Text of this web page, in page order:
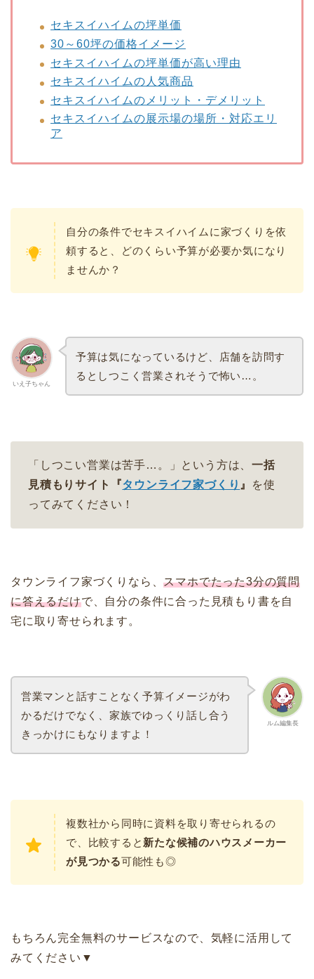
セキスイハイムの坪単価
30～60坪の価格イメージ
セキスイハイムの坪単価が高い理由
セキスイハイムの人気商品
セキスイハイムのメリット・デメリット
セキスイハイムの展示場の場所・対応エリ
ア
自分の条件でセキスイハイムに家づくりを依
頼すると、どのくらい予算が必要か気になり
ませんか？
いえ子ちゃん
予算は気になっているけど、店舗を訪問す
るとしつこく営業されそうで怖い…。
「しつこい営業は苦手…。」という方は、一括
見積もりサイト『タウンライフ家づくり 』
を使
ってみてください！
タウンライフ家づくりなら、スマホでたった3分の質問
に答えるだけで、自分の条件に合った見積もり書を自
宅に取り寄せられます。
ルム編集長
営業マンと話すことなく予算イメージがわ
かるだけでなく、家族でゆっくり話し合う
きっかけにもなりますよ！
複数社から同時に資料を取り寄せられるの
で、比較すると 新たな候補のハウスメーカー
が見つかる可能性も◎
もちろん完全無料のサービスなので、気軽に活用して
みてください▼